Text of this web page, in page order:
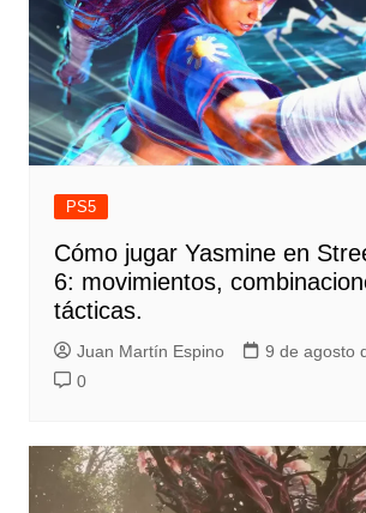
PS5
Cómo jugar Yasmine en
6: movimientos,
tácticas.
Juan Martín Espino
9 de agosto
0